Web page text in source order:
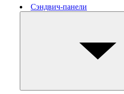
Сэндвич-панели